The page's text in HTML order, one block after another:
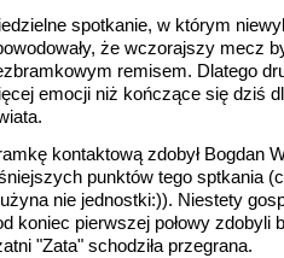
spotkanie, w którym
że wczorajszy mecz
remisem. Dlatego
emocji niż kończące się dziś
kontaktową zdobył Bogdan
punktów tego sptkania
nie jednostki:)). Niestety
koniec pierwszej połowy zdobyli
"Zata" schodziła przegrana.